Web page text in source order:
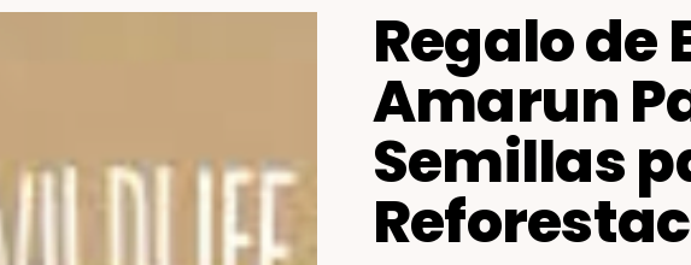
Regalo de
Amarun
Semillas